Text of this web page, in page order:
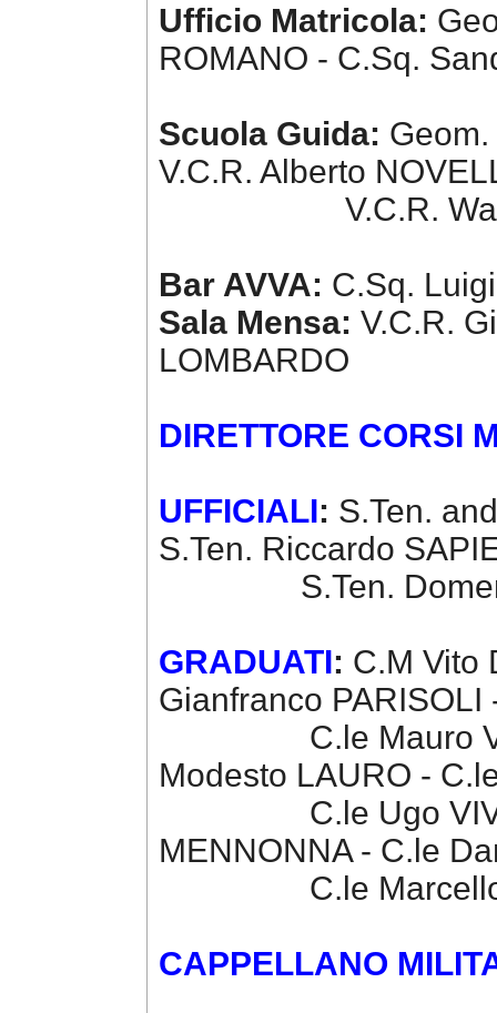
Ufficio Matricola:
ROMANO - C.Sq.
Scuola Guida: Geom.
V.C.R. Alberto
V.C.R. Walter
Bar AVVA: C.Sq.
Sala Mensa: V.C.R.
LOMBARDO
DIRETTORE CORSI
UFFICIALI: S.Ten.
S.Ten. Riccardo
S.Ten.
GRADUATI: C.M Vito
Gianfranco
C.le Mauro
Modesto LAURO -
C.le Ugo VIVOLI
MENNONNA - C.le
C.le Marcello
CAPPELLANO